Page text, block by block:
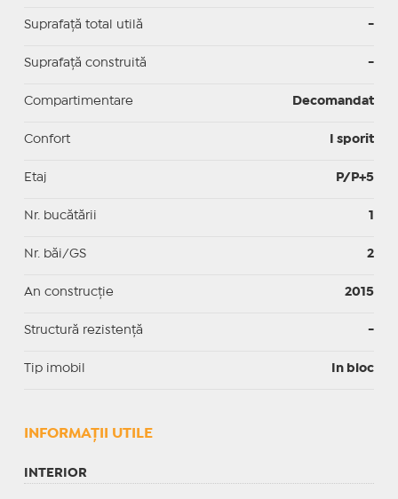
Suprafaţă total utilă -
Suprafaţă construită -
Compartimentare Decomandat
Confort I sporit
Etaj P/P+5
Nr. bucătării 1
Nr. băi/GS 2
An construcție 2015
Structură rezistență -
Tip imobil In bloc
INFORMAŢII UTILE
INTERIOR